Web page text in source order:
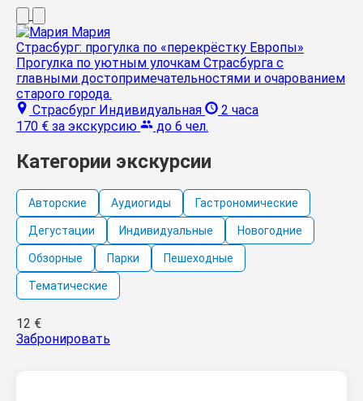
Мария
Страсбург: прогулка по «перекрёстку Европы»
Прогулка по уютным улочкам Страсбурга с
главными достопримечательностями и очарованием
старого города.
Страсбург Индивидуальная
2 часа
170 € за экскурсию до 6 чел.
Категории экскурсии
Авторские Аудиогиды Гастрономические
Дегустации Индивидуальные Новогодние
Обзорные Парки Пешеходные
Тематические
12 €
Забронировать